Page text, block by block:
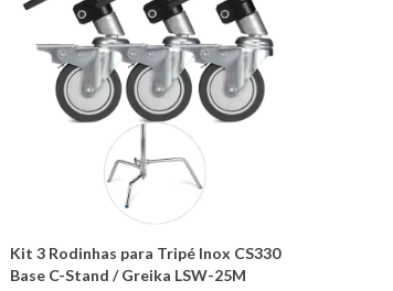
Kit 3 Rodinhas para Tripé Inox CS330
Base C-Stand / Greika LSW-25M